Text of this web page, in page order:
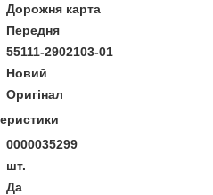
Дорожня карта
Передня
55111-2902103-01
Новий
Оригінал
0000035299
шт.
Да